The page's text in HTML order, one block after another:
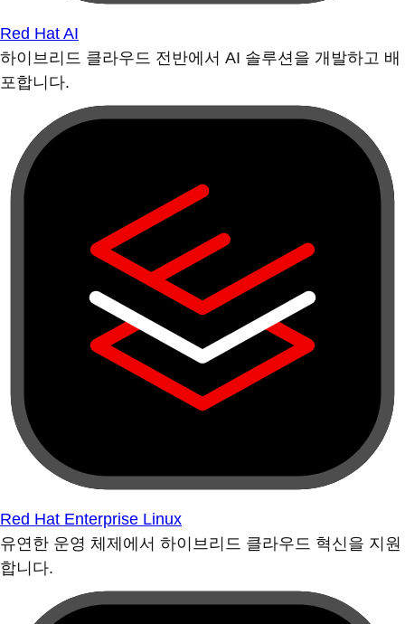
Red Hat AI
하이브리드 클라우드 전반에서 AI 솔루션을 개발하고 배
포합니다.
Red Hat Enterprise Linux
유연한 운영 체제에서 하이브리드 클라우드 혁신을 지원
합니다.